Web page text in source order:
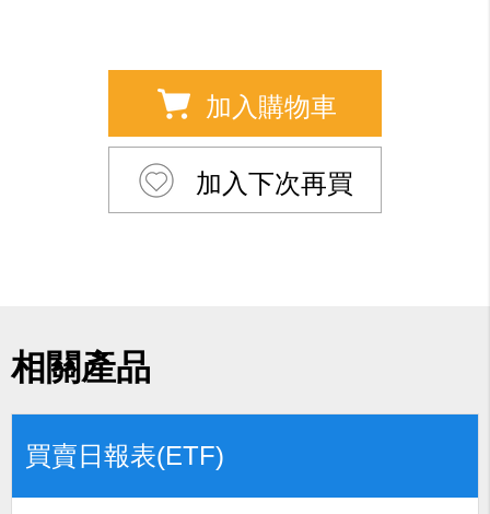
加入購物車
加入下次再買
相關產品
買賣日報表(ETF)